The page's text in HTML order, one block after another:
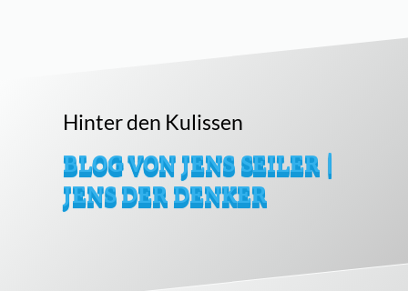
Hinter den Kulissen
BLOG VON JENS SEILER |
JENS DER DENKER